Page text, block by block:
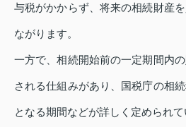
与税がかからず、将来の相続財産
ながります。
一方で、相続開始前の一定期間内
される仕組みがあり、国税庁の相
となる期間などが詳しく定められて